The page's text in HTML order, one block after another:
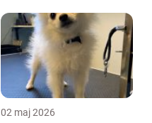
02 maj 2026